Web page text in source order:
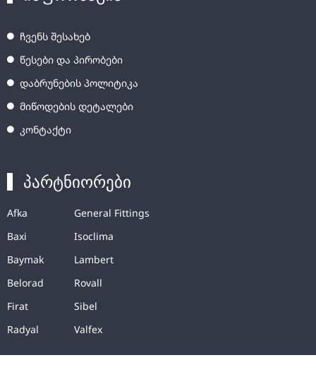
ჩვენს შესახებ
წესები და პირობები
დაბრუნების პოლიტიკა
მიწოდების დეტალები
კონტაქტი
პარტნიორები
Afka
Baxi
Baymak
Belorad
Firat
Radyal
General Fittings
Isoclima
Lambert
Rovall
Sibel
Valfex